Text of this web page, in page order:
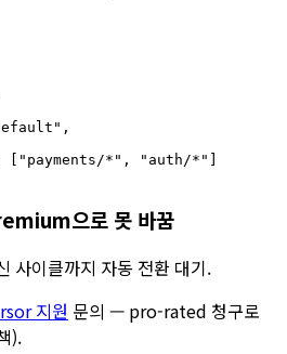
*", "auth/*"]
으로 못 바꿈
사이클까지 자동 전환 대기.
지원 문의 — pro-rated 청구로
).